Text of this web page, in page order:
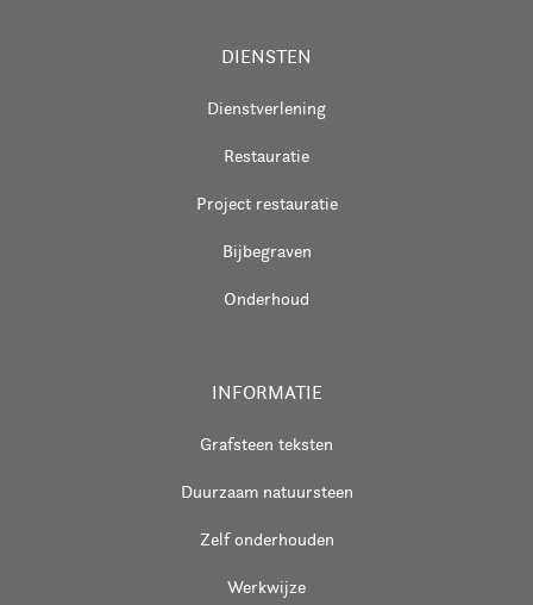
DIENSTEN
Dienstverlening
Restauratie
Project restauratie
Bijbegraven
Onderhoud
INFORMATIE
Grafsteen teksten
Duurzaam natuursteen
Zelf onderhouden
Werkwijze